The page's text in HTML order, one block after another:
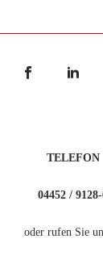
TELEFON
04452 /
oder rufen Sie